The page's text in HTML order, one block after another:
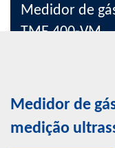
Medidor de
TME 400-VM
Indicação de
Operação com
opcional
Medidor de
medição